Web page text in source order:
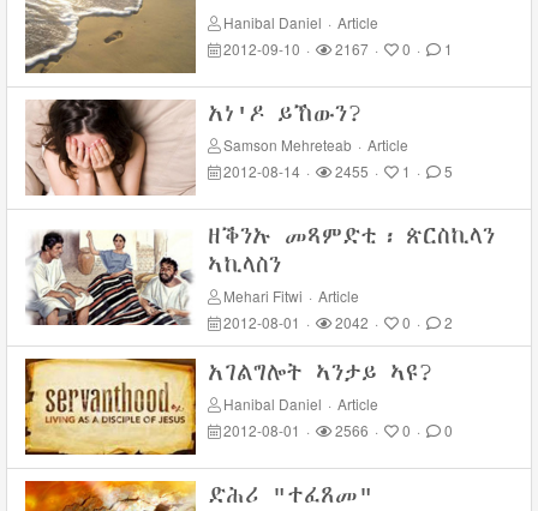
Hanibal Daniel · Article
2012-09-10 · 2167 · 0 · 1
አነ'ዶ ይኸውን?
Samson Mehreteab · Article
2012-08-14 · 2455 · 1 · 5
ዘቕንኡ መጻምድቲ፡ ጵርስኪላን
ኣኪላስን
Mehari Fitwi · Article
2012-08-01 · 2042 · 0 · 2
አገልግሎት ኣንታይ ኣዩ?
Hanibal Daniel · Article
2012-08-01 · 2566 · 0 · 0
ድሕሪ "ተፈጸመ"